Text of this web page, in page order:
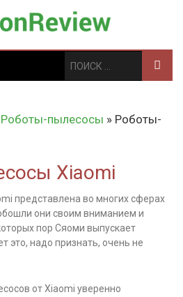
Роботы-пылесосы » Роботы-
Xiaomi
представлена во многих сферах
они своим вниманием и
пор Сяоми выпускает
это, надо признать, очень не
от Xiaomi уверенно